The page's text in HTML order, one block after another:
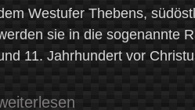
Westufer Thebens,
sie in die sogenannte
11. Jahrhundert vor